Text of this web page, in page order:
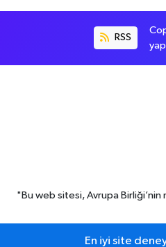
RSS
"Bu web sitesi, Avrupa
En iyi site